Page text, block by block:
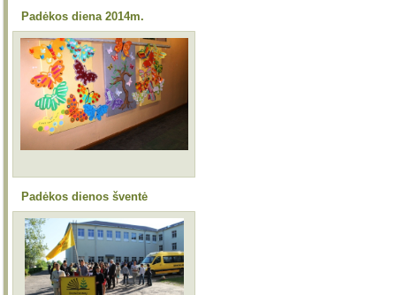
Padėkos diena 2014m.
Padėkos dienos šventė